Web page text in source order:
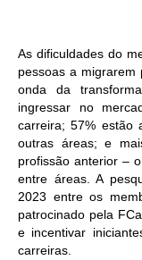
As dificuldades do
pessoas a migrarem
onda da
ingressar no
carreira; 57% estão
outras áreas; e
profissão anterior –
entre áreas. A
2023 entre os
patrocinado pela
e incentivar
carreiras.